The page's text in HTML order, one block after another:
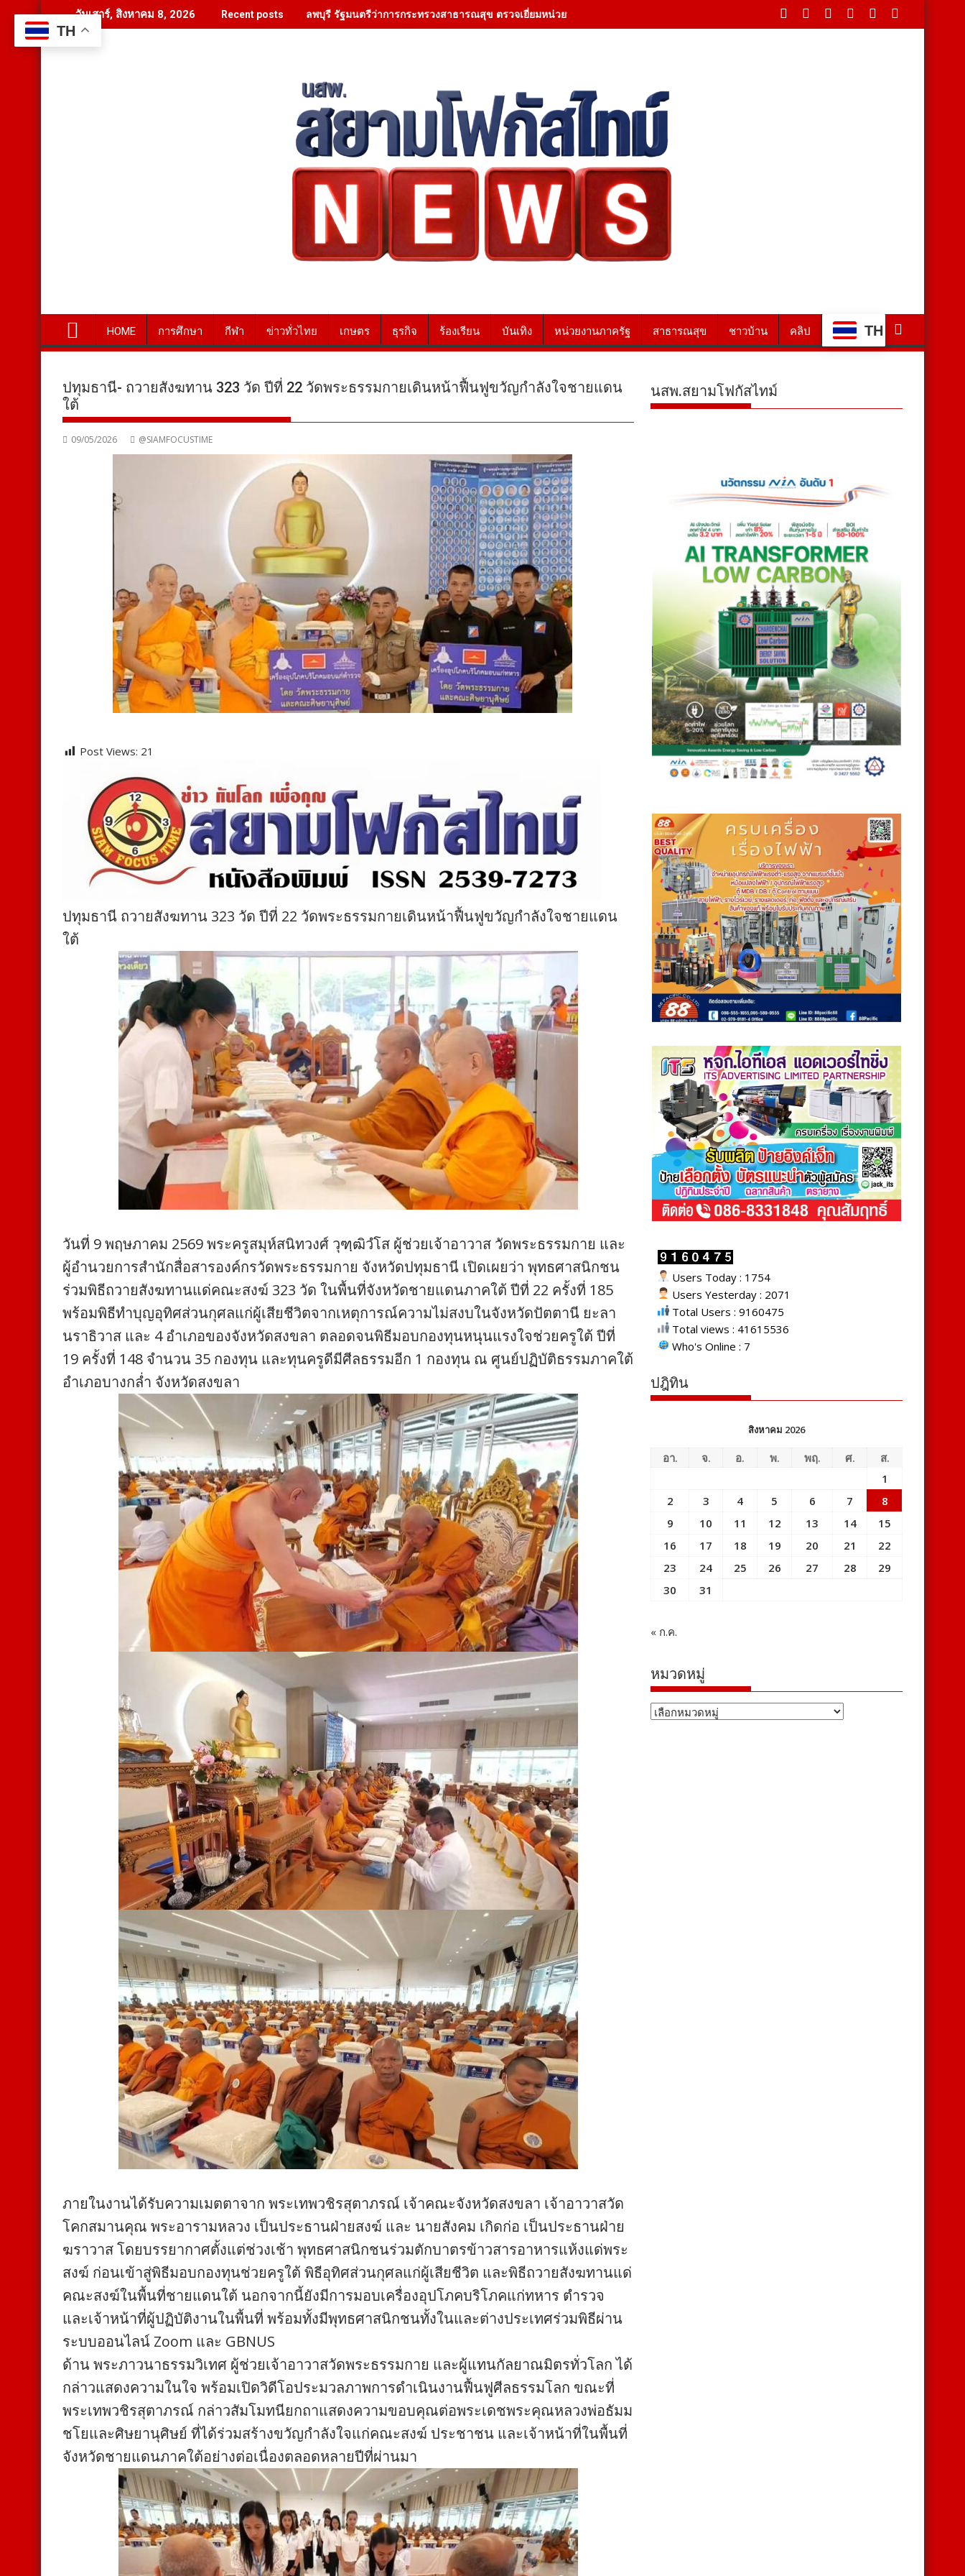
to
content
วันเสาร์, สิงหาคม 8, 2026 Recent posts ลพบุรี รัฐมนตรีว่าการกระทรวงสาธารณสุข ตรวจเยี่ยมหน่วยบริการโรงพยาบาลโคกสำโรง
HOME การศึกษา กีฬา ข่าวทั่วไทย เกษตร ธุรกิจ ร้องเรียน บันเทิง หน่วยงานภาครัฐ สาธารณสุข ชาวบ้าน คลิป TH
ปทุมธานี- ถวายสังฆทาน 323 วัด ปีที่ 22 วัดพระธรรมกายเดินหน้าฟื้นฟูขวัญกำลังใจชายแดน
ใต้
09/05/2026 @SIAMFOCUSTIME
Post Views: 21
ปทุมธานี ถวายสังฆทาน 323 วัด ปีที่ 22 วัดพระธรรมกายเดินหน้าฟื้นฟูขวัญกำลังใจชายแดน
ใต้
วันที่ 9 พฤษภาคม 2569 พระครูสมุห์สนิทวงศ์ วุฑฺฒิวํโส ผู้ช่วยเจ้าอาวาส วัดพระธรรมกาย และ
ผู้อำนวยการสำนักสื่อสารองค์กรวัดพระธรรมกาย จังหวัดปทุมธานี เปิดเผยว่า พุทธศาสนิกชน
ร่วมพิธีถวายสังฆทานแด่คณะสงฆ์ 323 วัด ในพื้นที่จังหวัดชายแดนภาคใต้ ปีที่ 22 ครั้งที่ 185
พร้อมพิธีทำบุญอุทิศส่วนกุศลแก่ผู้เสียชีวิตจากเหตุการณ์ความไม่สงบในจังหวัดปัตตานี ยะลา
นราธิวาส และ 4 อำเภอของจังหวัดสงขลา ตลอดจนพิธีมอบกองทุนหนุนแรงใจช่วยครูใต้ ปีที่
19 ครั้งที่ 148 จำนวน 35 กองทุน และทุนครูดีมีศีลธรรมอีก 1 กองทุน ณ ศูนย์ปฏิบัติธรรมภาคใต้
อำเภอบางกล่ำ จังหวัดสงขลา
ภายในงานได้รับความเมตตาจาก พระเทพวชิรสุตาภรณ์ เจ้าคณะจังหวัดสงขลา เจ้าอาวาสวัด
โคกสมานคุณ พระอารามหลวง เป็นประธานฝ่ายสงฆ์ และ นายสังคม เกิดก่อ เป็นประธานฝ่าย
ฆราวาส โดยบรรยากาศตั้งแต่ช่วงเช้า พุทธศาสนิกชนร่วมตักบาตรข้าวสารอาหารแห้งแด่พระ
สงฆ์ ก่อนเข้าสู่พิธีมอบกองทุนช่วยครูใต้ พิธีอุทิศส่วนกุศลแก่ผู้เสียชีวิต และพิธีถวายสังฆทานแด่
คณะสงฆ์ในพื้นที่ชายแดนใต้ นอกจากนี้ยังมีการมอบเครื่องอุปโภคบริโภคแก่ทหาร ตำรวจ
และเจ้าหน้าที่ผู้ปฏิบัติงานในพื้นที่ พร้อมทั้งมีพุทธศาสนิกชนทั้งในและต่างประเทศร่วมพิธีผ่าน
ระบบออนไลน์ Zoom และ GBNUS
ด้าน พระภาวนาธรรมวิเทศ ผู้ช่วยเจ้าอาวาสวัดพระธรรมกาย และผู้แทนกัลยาณมิตรทั่วโลก ได้
กล่าวแสดงความในใจ พร้อมเปิดวิดีโอประมวลภาพการดำเนินงานฟื้นฟูศีลธรรมโลก ขณะที่
พระเทพวชิรสุตาภรณ์ กล่าวสัมโมทนียกถาแสดงความขอบคุณต่อพระเดชพระคุณหลวงพ่อธัมม
ชโยและศิษยานุศิษย์ ที่ได้ร่วมสร้างขวัญกำลังใจแก่คณะสงฆ์ ประชาชน และเจ้าหน้าที่ในพื้นที่
จังหวัดชายแดนภาคใต้อย่างต่อเนื่องตลอดหลายปีที่ผ่านมา
นสพ.สยามโฟกัสไทม์
Users Today : 1754
Users Yesterday : 2071
Total Users : 9160475
Total views : 41615536
Who's Online : 7
ปฎิทิน
สิงหาคม 2026
อา. จ. อ. พ. พฤ. ศ.
ส.
1
2
3 4 5 6 7
8
9
10 11 12 13 14
15
16
17 18 19 20 21
22
23
24 25 26 27 28
29
30
31
« ก.ค.
หมวดหมู่
หมวด
TH